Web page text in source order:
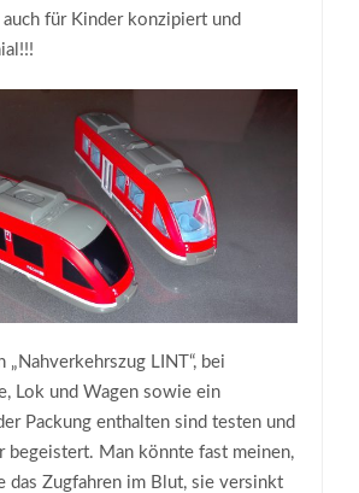
für Kinder konzipiert und
LINT“, bei
Lok und Wagen sowie ein
Packung enthalten sind testen und
begeistert. Man könnte fast meinen,
das Zugfahren im Blut, sie versinkt